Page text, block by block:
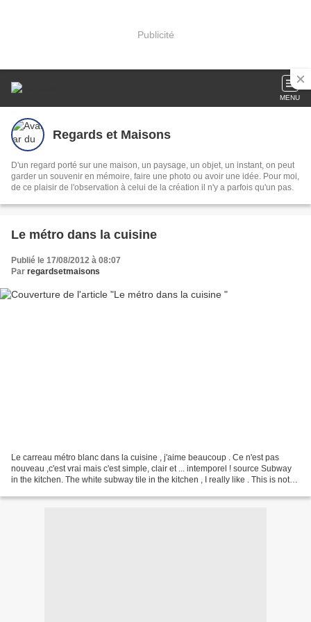
Publicité
MENU
Regards et Maisons
D'un regard porté sur une maison, un paysage, un objet, un instant, on peut
garder un souvenir en mémoire, faire une photo ou avoir une idée. Pour moi,
de ce plaisir de l'observation à celui de la création il n'y a parfois qu'un pas.
Le métro dans la cuisine
Publié le 17/08/2012 à 08:07
Par regardsetmaisons
Le carreau métro blanc dans la cuisine , j'aime beaucoup . Ce n'est pas
nouveau ,c'est vrai mais c'est simple, clair et ... intemporel ! source Subway
in the kitchen. The white subway tile in the kitchen , I really like . This is not